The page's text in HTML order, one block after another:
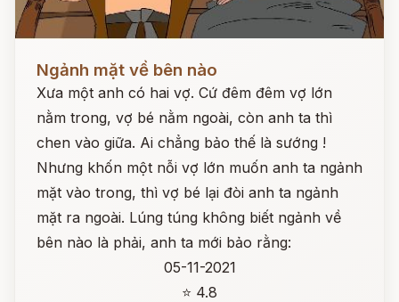
Ngảnh mặt về bên nào
Xưa một anh có hai vợ. Cứ đêm đêm vợ lớn
nằm trong, vợ bé nằm ngoài, còn anh ta thì
chen vào giữa. Ai chẳng bảo thế là sướng !
Nhưng khốn một nỗi vợ lớn muốn anh ta ngảnh
mặt vào trong, thì vợ bé lại đòi anh ta ngảnh
mặt ra ngoài. Lúng túng không biết ngảnh về
bên nào là phải, anh ta mới bảo rằng:
05-11-2021
⭐ 4.8